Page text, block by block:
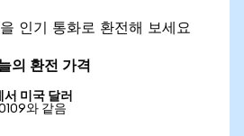
인기 통화로 환전해 보세요
의 환전 가격
미국 달러
와 같음